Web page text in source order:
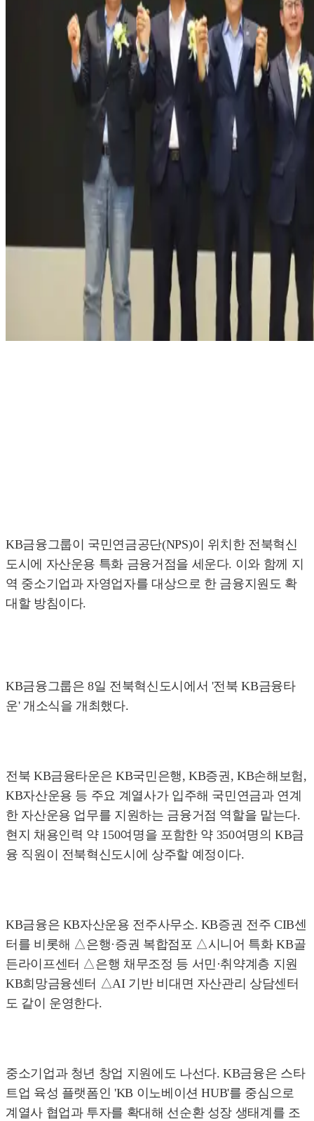
KB금융그룹이 국민연금공단(NPS)이 위치한 전북혁신
도시에 자산운용 특화 금융거점을 세운다. 이와 함께 지
역 중소기업과 자영업자를 대상으로 한 금융지원도 확
대할 방침이다.
KB금융그룹은 8일 전북혁신도시에서 '전북 KB금융타
운' 개소식을 개최했다.
전북 KB금융타운은 KB국민은행, KB증권, KB손해보험,
KB자산운용 등 주요 계열사가 입주해 국민연금과 연계
한 자산운용 업무를 지원하는 금융거점 역할을 맡는다.
현지 채용인력 약 150여명을 포함한 약 350여명의 KB금
융 직원이 전북혁신도시에 상주할 예정이다.
KB금융은 KB자산운용 전주사무소. KB증권 전주 CIB센
터를 비롯해 △은행·증권 복합점포 △시니어 특화 KB골
든라이프센터 △은행 채무조정 등 서민·취약계층 지원
KB희망금융센터 △AI 기반 비대면 자산관리 상담센터
도 같이 운영한다.
중소기업과 청년 창업 지원에도 나선다. KB금융은 스타
트업 육성 플랫폼인 'KB 이노베이션 HUB'를 중심으로
계열사 협업과 투자를 확대해 선순환 성장 생태계를 조